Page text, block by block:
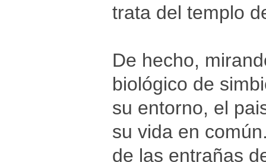
trata del templo
De hecho,
biológico de
su entorno, el
su vida en
de las entrañas